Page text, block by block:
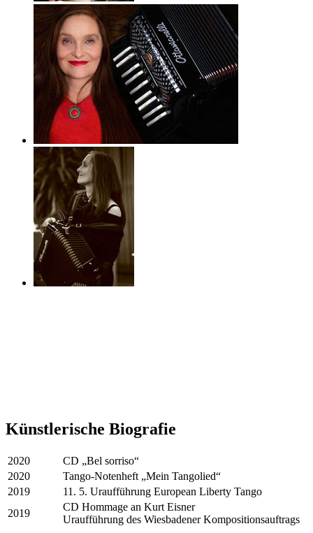
Künstlerische Biografie
2020
CD „Bel sorriso“
2020
Tango-Notenheft „Mein Tangolied“
2019
11. 5. Uraufführung European Liberty Tango
2019
CD Hommage an Kurt Eisner
Uraufführung des Wiesbadener Kompositionsauftrags